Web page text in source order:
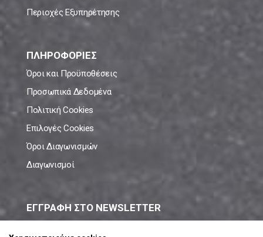
Περιοχές Εξυπηρέτησης
ΠΛΗΡΟΦΟΡΙΕΣ
Όροι και Προϋποθέσεις
Προσωπικά Δεδομένα
Πολιτική Cookies
Επιλογές Cookies
Όροι Διαγωνισμών
Διαγωνισμοί
ΕΓΓΡΑΦΗ ΣΤΟ NEWSLETTER